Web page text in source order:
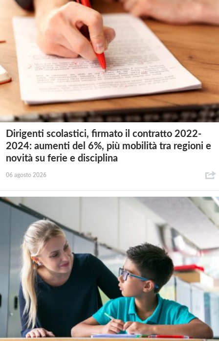
Dirigenti scolastici, firmato il contratto 2022-
2024: aumenti del 6%, più mobilità tra regioni e
novità su ferie e disciplina
06 agosto 2026